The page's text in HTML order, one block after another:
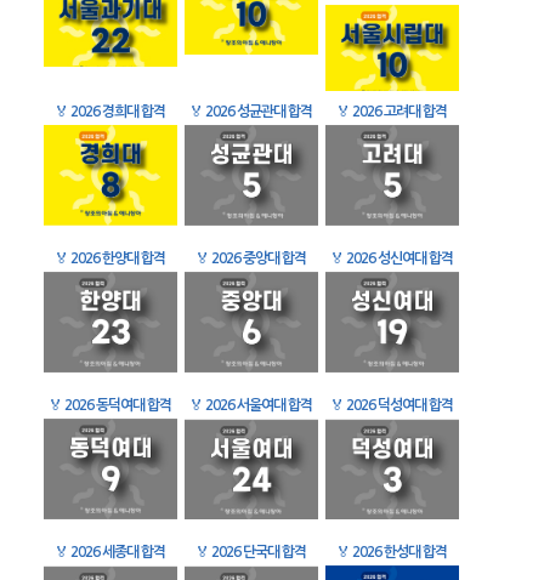
🏅 2026 경희대 합격 🏅 2026 성균관대 합격 🏅 2026 고려대 합격
🏅 2026 한양대 합격 🏅 2026 중앙대 합격 🏅 2026 성신여대 합격
🏅 2026 동덕여대 합격 🏅 2026 서울여대 합격 🏅 2026 덕성여대 합격
🏅 2026 세종대 합격 🏅 2026 단국대 합격 🏅 2026 한성대 합격